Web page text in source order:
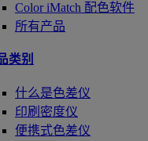
Color iMatch 配色软件
所有产品
类别
什么是色差仪
印刷密度仪
便携式色差仪